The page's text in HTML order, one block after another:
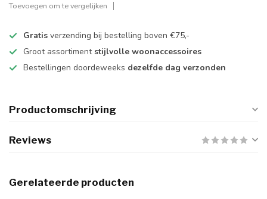
Toevoegen om te vergelijken
Gratis verzending bij bestelling boven €75,-
Groot assortiment stijlvolle woonaccessoires
Bestellingen doordeweeks dezelfde dag verzonden
Productomschrijving
Reviews
Gerelateerde producten